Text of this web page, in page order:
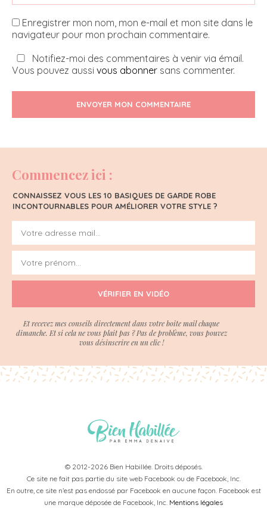
Enregistrer mon nom, mon e-mail et mon site dans le
navigateur pour mon prochain commentaire.
Notifiez-moi des commentaires à venir via émail.
Vous pouvez aussi vous abonner sans commenter.
ENVOYER MON COMMENTAIRE
Commencez ici :
CONNAISSEZ VOUS LES 10 BASIQUES DE GARDE ROBE
INCONTOURNABLES POUR AMÉLIORER VOTRE STYLE ?
VÉRIFIER EN VIDÉO
Et recevez mes conseils directement dans votre boite mail chaque
dimanche. Et si cela ne vous plait pas ? Pas de problème, vous pouvez
vous désinscrire en un clic !
© 2012-2026 Bien Habillée. Droits déposés.
Ce site ne fait pas partie du site web Facebook ou de Facebook, Inc.
En outre, ce site n’est pas endossé par Facebook en aucune façon. Facebook est
une marque déposée de Facebook, Inc. Mentions légales